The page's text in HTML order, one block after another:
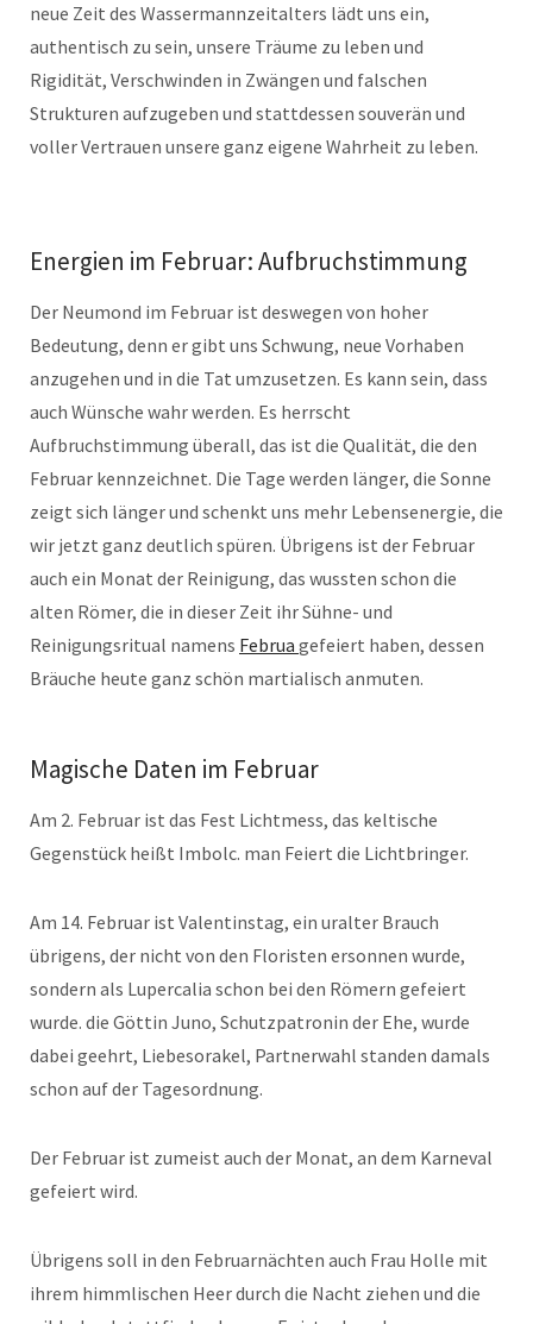
neue Zeit des Wassermannzeitalters lädt uns ein,
authentisch zu sein, unsere Träume zu leben und
Rigidität, Verschwinden in Zwängen und falschen
Strukturen aufzugeben und stattdessen souverän und
voller Vertrauen unsere ganz eigene Wahrheit zu leben.
Energien im Februar: Aufbruchstimmung
Der Neumond im Februar ist deswegen von hoher
Bedeutung, denn er gibt uns Schwung, neue Vorhaben
anzugehen und in die Tat umzusetzen. Es kann sein, dass
auch Wünsche wahr werden. Es herrscht
Aufbruchstimmung überall, das ist die Qualität, die den
Februar kennzeichnet. Die Tage werden länger, die Sonne
zeigt sich länger und schenkt uns mehr Lebensenergie, die
wir jetzt ganz deutlich spüren. Übrigens ist der Februar
auch ein Monat der Reinigung, das wussten schon die
alten Römer, die in dieser Zeit ihr Sühne- und
Reinigungsritual namens Februa gefeiert haben, dessen
Bräuche heute ganz schön martialisch anmuten.
Magische Daten im Februar
Am 2. Februar ist das Fest Lichtmess, das keltische
Gegenstück heißt Imbolc. man Feiert die Lichtbringer.
Am 14. Februar ist Valentinstag, ein uralter Brauch
übrigens, der nicht von den Floristen ersonnen wurde,
sondern als Lupercalia schon bei den Römern gefeiert
wurde. die Göttin Juno, Schutzpatronin der Ehe, wurde
dabei geehrt, Liebesorakel, Partnerwahl standen damals
schon auf der Tagesordnung.
Der Februar ist zumeist auch der Monat, an dem Karneval
gefeiert wird.
Übrigens soll in den Februarnächten auch Frau Holle mit
ihrem himmlischen Heer durch die Nacht ziehen und die